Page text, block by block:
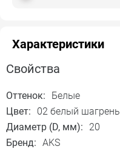
Характеристики
Свойства
Оттенок:
Белые
Цвет:
02 белый шагрень
Диаметр (D, мм):
20
Бренд: AKS